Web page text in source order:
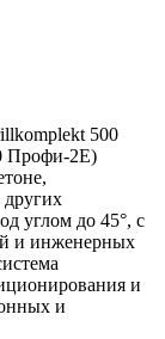
500
Профи-2Е)
углом до 45°, с
и инженерных
и
и